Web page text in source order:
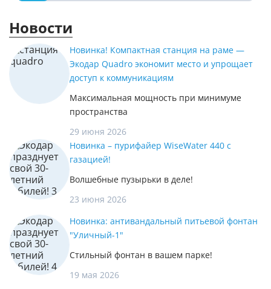
Новости
Новинка! Компактная станция на раме —
Экодар Quadro экономит место и упрощает
доступ к коммуникациям
Максимальная мощность при минимуме
пространства
29 июня 2026
Новинка – пурифайер WiseWater 440 с
газацией!
Волшебные пузырьки в деле!
23 июня 2026
Новинка: антивандальный питьевой фонтан
"Уличный-1"
Стильный фонтан в вашем парке!
19 мая 2026